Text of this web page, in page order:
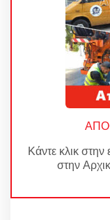
Κάντε κλικ
στην